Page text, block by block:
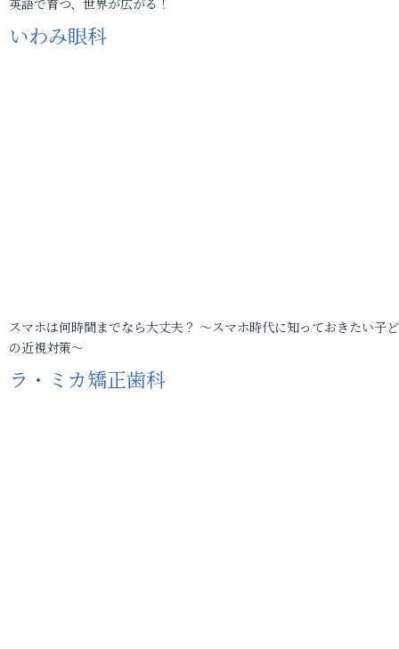
英語で育つ、世界が広がる！
いわみ眼科
スマホは何時間までなら大丈夫？ ～スマホ時代に知っておきたい子
の近視対策～
ラ・ミカ矯正歯科